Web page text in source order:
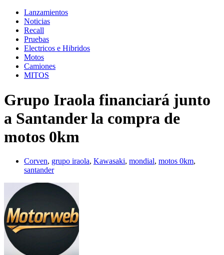
Lanzamientos
Noticias
Recall
Pruebas
Electricos e Hibridos
Motos
Camiones
MITOS
Grupo Iraola financiará junto
a Santander la compra de
motos 0km
Corven, grupo iraola, Kawasaki, mondial, motos 0km,
santander